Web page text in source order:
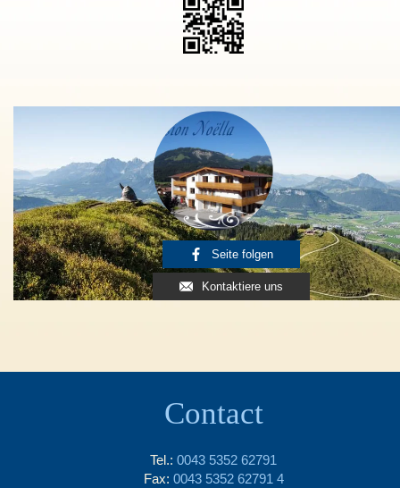
Seite folgen
Kontaktiere uns
Contact
Tel.: 0043 5352 62791
Fax: 0043 5352 62791 4